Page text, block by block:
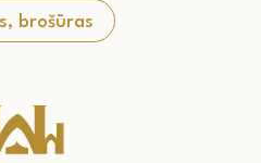
brošūras